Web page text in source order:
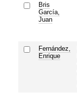
Bris
García,
Juan
Fernández,
Enrique